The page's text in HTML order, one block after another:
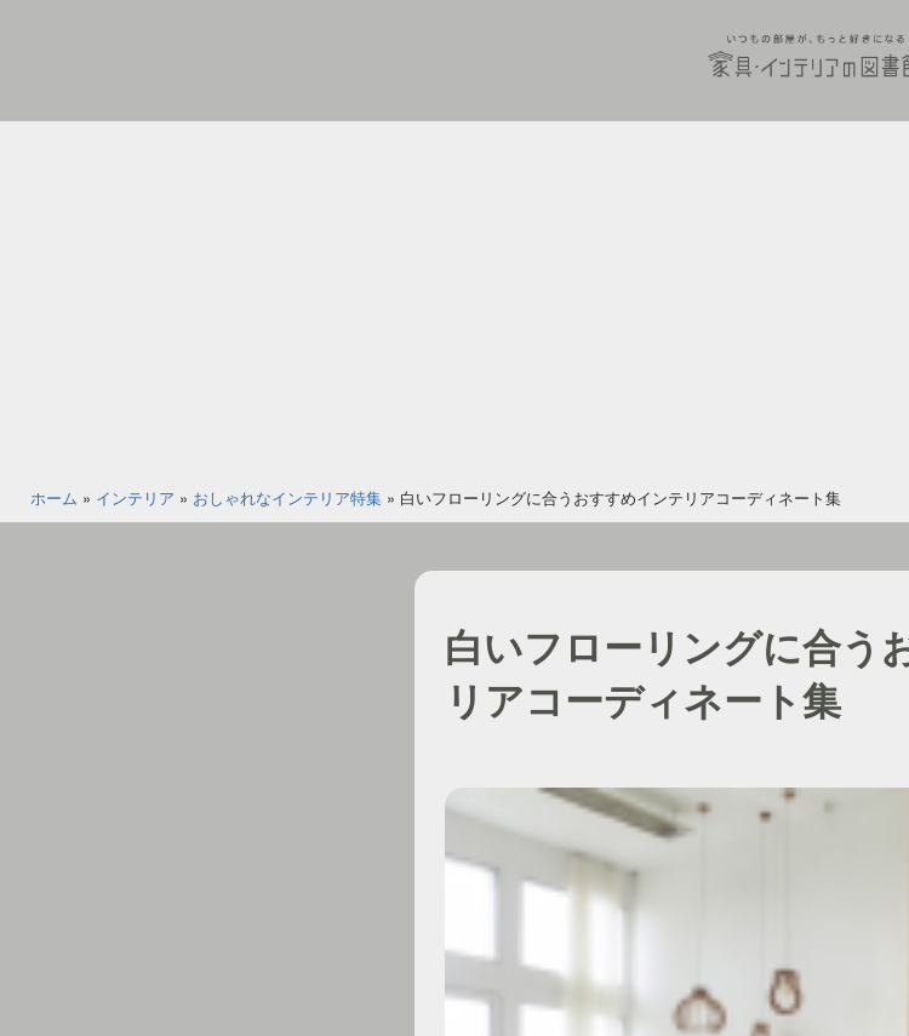
家
ホーム » インテリア » おしゃれなインテリア特集 » 白いフローリングに合うおすすめインテリアコーディネート集
白いフローリングに合う
リアコーディネート集